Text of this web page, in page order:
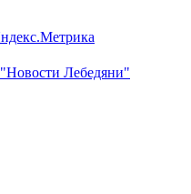
Лебедяни"